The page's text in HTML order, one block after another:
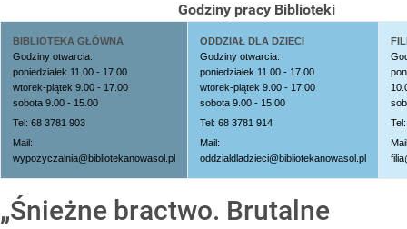
Godziny pracy Biblioteki
BIBLIOTEKA GŁÓWNA
Godziny otwarcia:
poniedziałek 11.00 - 17.00
wtorek-piątek 9.00 - 17.00
sobota 9.00 - 15.00
Tel: 68 3781 903
Mail:
wypozyczalnia@bibliotekanowasol.pl
ODDZIAŁ DLA DZIECI
Godziny otwarcia:
poniedziałek 11.00 - 17.00
wtorek-piątek 9.00 - 17.00
sobota 9.00 - 15.00
Tel: 68 3781 914
Mail:
oddzialdladzieci@bibliotekanowasol.pl
„Śnieżne bractwo. Brutalne